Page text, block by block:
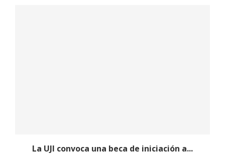
La UJI convoca una beca de iniciación a...